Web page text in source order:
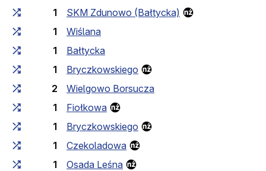
1
SKM Zdunowo (Bałtycka)
1
Wiślana
1
Bałtycka
1
Bryczkowskiego
2
Wielgowo Borsucza
1
Fiołkowa
1
Bryczkowskiego
1
Czekoladowa
1
Osada Leśna